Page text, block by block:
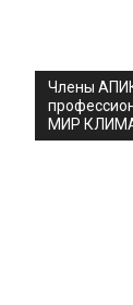
Члены
МИР